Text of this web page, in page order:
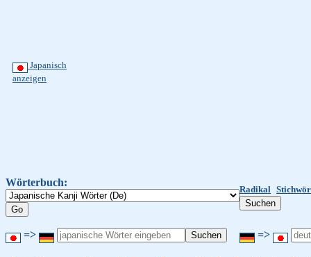
Japanisch
anzeigen
Wörterbuch:
Radikal
=> =>